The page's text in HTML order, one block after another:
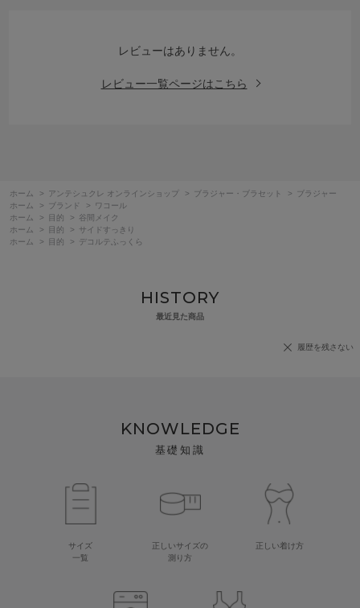
レビューはありません。
レビュー一覧ページはこちら
ホーム > アンテシュクレ オンラインショップ > ブラジャー・ブラセット >
ブラジャー
ホーム
> ブランド >
ワコール
ホーム
> 目的 >
谷間メイク
ホーム
> 目的 >
サイドすっきり
ホーム
> 目的 > デコルテふっくら
HISTORY
最近見た商品
履歴を残さない
KNOWLEDGE
基礎知識
サイズ
一覧
正しいサイズの
測り方
正しい着け方